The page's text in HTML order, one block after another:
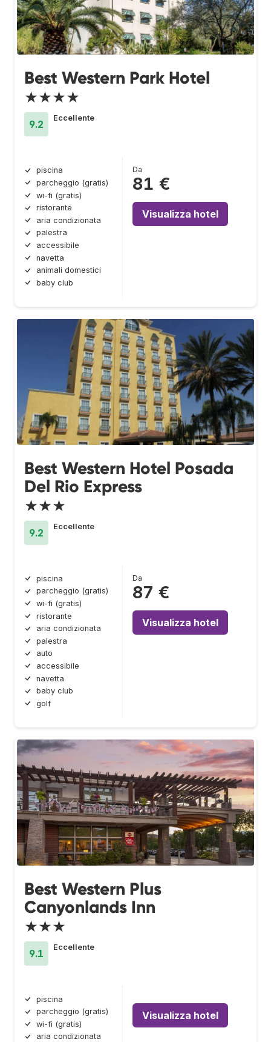
Best Western Park Hotel
★★★★
9.2
Eccellente
piscina
parcheggio (gratis)
wi-fi (gratis)
ristorante
aria condizionata
palestra
accessibile
navetta
animali domestici
baby club
Da
81 €
Visualizza hotel
Best Western Hotel Posada
Del Rio Express
★★★
9.2
Eccellente
piscina
parcheggio (gratis)
wi-fi (gratis)
ristorante
aria condizionata
palestra
auto
accessibile
navetta
baby club
golf
Da
87 €
Visualizza hotel
Best Western Plus
Canyonlands Inn
★★★
9.1
Eccellente
piscina
parcheggio (gratis)
wi-fi (gratis)
aria condizionata
Visualizza hotel